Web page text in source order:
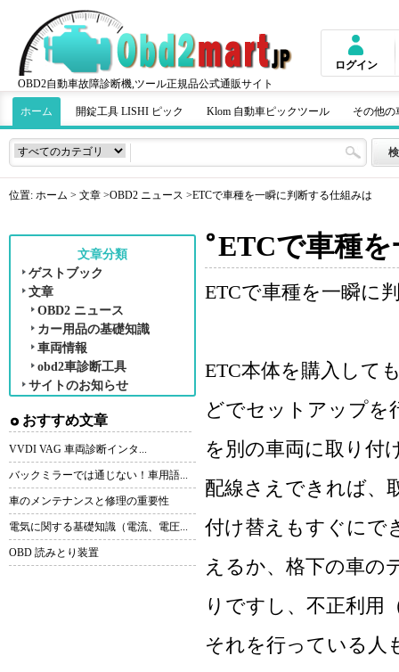
OBD2自動車故障診断機,ツール正規品公式通販サイト
ログイン
ホーム 開錠工具 LISHI ピック Klom 自動車ピックツール その他の
位置: ホーム > 文章 >OBD2 ニュース >ETCで車種を一瞬に判断する仕組みは
文章分類
ゲストブック
文章
OBD2 ニュース
カー用品の基礎知識
車両情報
obd2車診断工具
サイトのお知らせ
おすすめ文章
VVDI VAG 車両診断インタ...
バックミラーでは通じない！車用語...
車のメンテナンスと修理の重要性
電気に関する基礎知識（電流、電圧...
OBD 読みとり装置
ETCで車種
ETCで車種を一瞬に
ETC本体を購入して
どでセットアップを
を別の車両に取り付
配線さえできれば、
付け替えもすぐにで
えるか、格下の車の
りですし、不正利用
それを行っている人